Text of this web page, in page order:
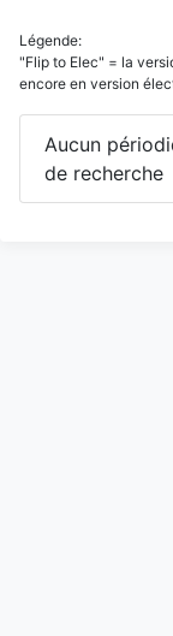
Légende:
"Flip to Elec" = la
encore en version
Aucun
de recherche